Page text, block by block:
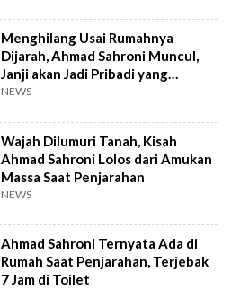
Menghilang Usai Rumahnya
Dijarah, Ahmad Sahroni Muncul,
Janji akan Jadi Pribadi yang
Berbeda
NEWS
Wajah Dilumuri Tanah, Kisah
Ahmad Sahroni Lolos dari Amukan
Massa Saat Penjarahan
NEWS
Ahmad Sahroni Ternyata Ada di
Rumah Saat Penjarahan, Terjebak
7 Jam di Toilet